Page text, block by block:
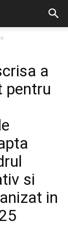
a
pentru
si
in